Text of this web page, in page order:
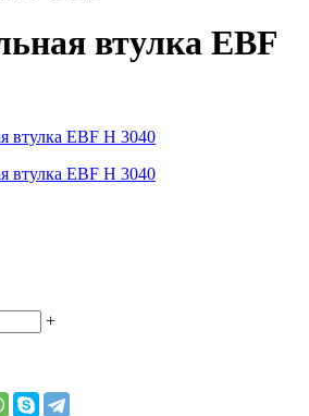
втулка EBF
+